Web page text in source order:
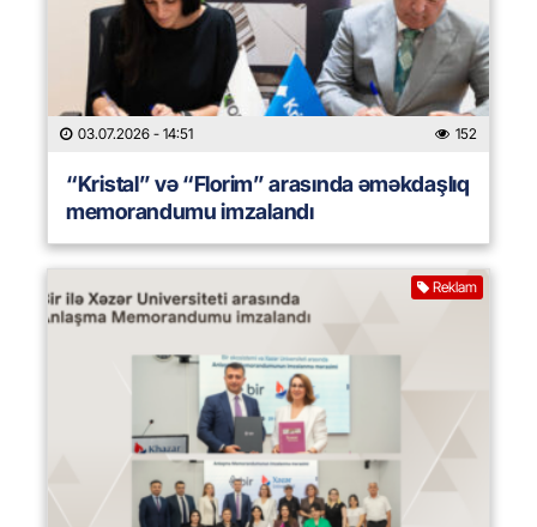
03.07.2026 - 14:51 152
“Kristal” və “Florim” arasında əməkdaşlıq
memorandumu imzalandı
Reklam